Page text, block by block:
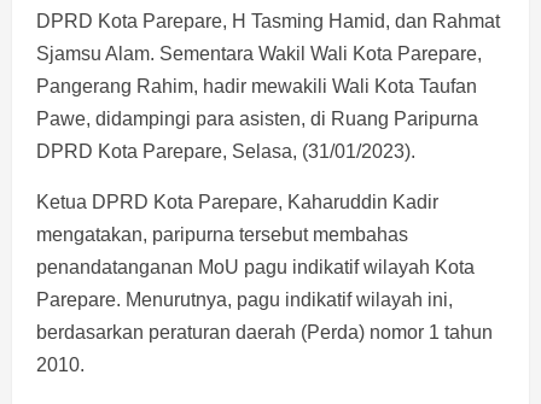
DPRD Kota Parepare, H Tasming Hamid, dan Rahmat
Sjamsu Alam. Sementara Wakil Wali Kota Parepare,
Pangerang Rahim, hadir mewakili Wali Kota Taufan
Pawe, didampingi para asisten, di Ruang Paripurna
DPRD Kota Parepare, Selasa, (31/01/2023).
Ketua DPRD Kota Parepare, Kaharuddin Kadir
mengatakan, paripurna tersebut membahas
penandatanganan MoU pagu indikatif wilayah Kota
Parepare. Menurutnya, pagu indikatif wilayah ini,
berdasarkan peraturan daerah (Perda) nomor 1 tahun
2010.